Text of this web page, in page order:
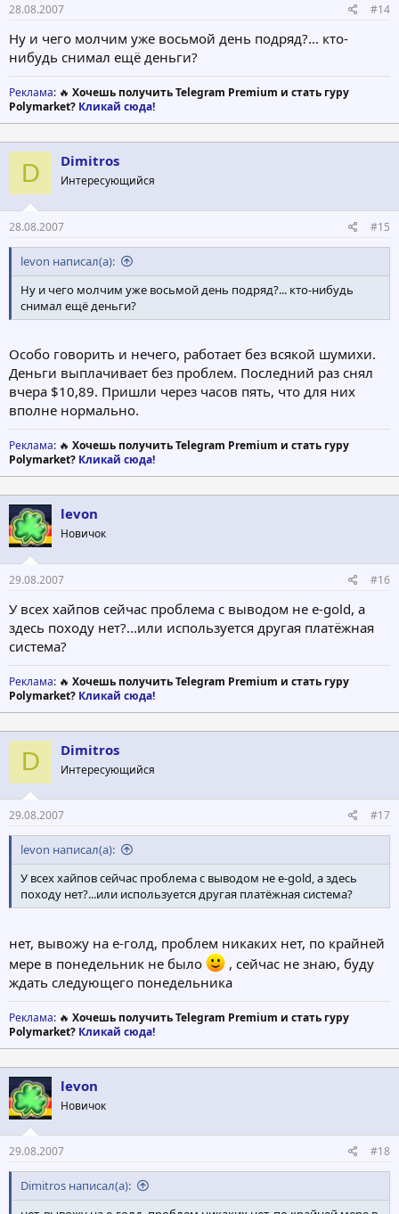
28.08.2007 #14
Ну и чего молчим уже восьмой день подряд?... кто-
нибудь снимал ещё деньги?
Реклама: 🔥 Хочешь получить Telegram Premium и стать гуру
Polymarket? Кликай сюда!
D Dimitros
Интересующийся
28.08.2007 #15
levon написал(а):
Ну и чего молчим уже восьмой день подряд?... кто-нибудь
снимал ещё деньги?
Особо говорить и нечего, работает без всякой шумихи.
Деньги выплачивает без проблем. Последний раз снял
вчера $10,89. Пришли через часов пять, что для них
вполне нормально.
Реклама: 🔥 Хочешь получить Telegram Premium и стать гуру
Polymarket? Кликай сюда!
levon
Новичок
29.08.2007 #16
У всех хайпов сейчас проблема с выводом не e-gold, a
здесь походу нет?...или используется другая платёжная
система?
Реклама: 🔥 Хочешь получить Telegram Premium и стать гуру
Polymarket? Кликай сюда!
D Dimitros
Интересующийся
29.08.2007 #17
levon написал(а):
У всех хайпов сейчас проблема с выводом не e-gold, a здесь
походу нет?...или используется другая платёжная система?
нет, вывожу на е-голд, проблем никаких нет, по крайней
мере в понедельник не было
, сейчас не знаю, буду
ждать следующего понедельника
Реклама: 🔥 Хочешь получить Telegram Premium и стать гуру
Polymarket? Кликай сюда!
levon
Новичок
29.08.2007 #18
Dimitros написал(а):